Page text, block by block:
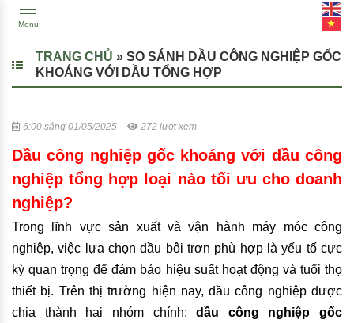
Menu
TRANG CHỦ » SO SÁNH DẦU CÔNG NGHIỆP GỐC
KHOÁNG VỚI DẦU TỔNG HỢP
6:00 sáng 01/05/2025 272 lượt xem
Dầu công nghiệp gốc khoáng với dầu công
nghiệp tổng hợp loại nào tối ưu cho doanh
nghiệp?
Trong lĩnh vực sản xuất và vận hành máy móc công
nghiệp, việc lựa chọn dầu bôi trơn phù hợp là yếu tố cực
kỳ quan trọng để đảm bảo hiệu suất hoạt động và tuổi thọ
thiết bị. Trên thị trường hiện nay, dầu công nghiệp được
chia thành hai nhóm chính:dầu công nghiệp gốc